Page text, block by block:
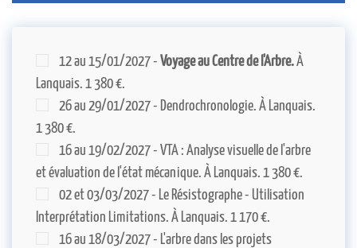
12 au 15/01/2027 - Voyage au Centre de l'Arbre.À
Lanquais. 1 380 €.
26 au 29/01/2027 - Dendrochronologie. À Lanquais.
1 380 €.
16 au 19/02/2027 - VTA : Analyse visuelle de l'arbre
et évaluation de l'état mécanique. À Lanquais. 1 380 €.
02 et 03/03/2027 - Le Résistographe - Utilisation
Interprétation Limitations. À Lanquais. 1 170 €.
16 au 18/03/2027 - L'arbre dans les projets